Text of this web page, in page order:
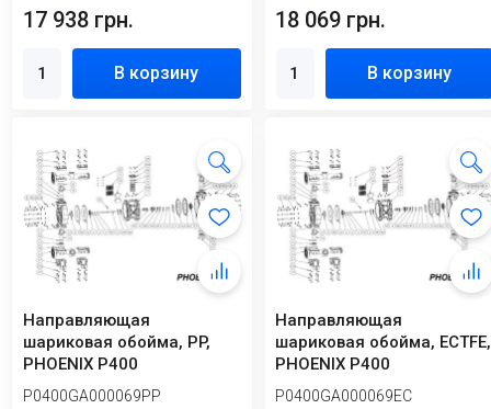
17 938 грн.
В корзину
18 069 грн.
В корзину
Направляющая
шариковая обойма, PP,
PHOENIX P400
P0400GA000069PP
Направляющая
шариковая обойма, ECTFE,
PHOENIX P400
P0400GA000069EC